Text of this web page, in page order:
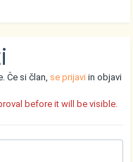
Če si član, se prijavi in objavi
before it will be visible.